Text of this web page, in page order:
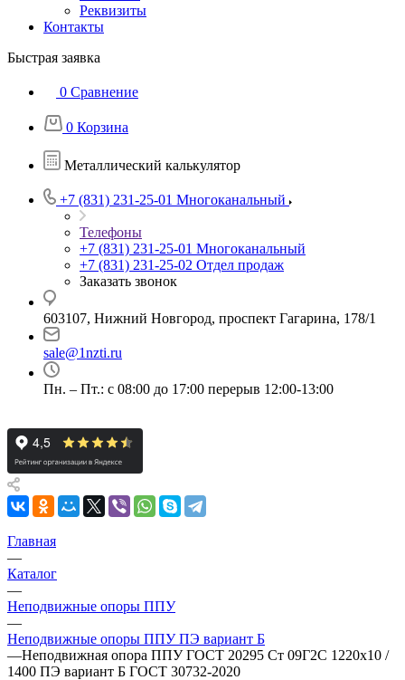
Реквизиты
Контакты
Быстрая заявка
0 Сравнение
0 Корзина
Металлический калькулятор
+7 (831) 231-25-01 Многоканальный
Телефоны
+7 (831) 231-25-01 Многоканальный
+7 (831) 231-25-02 Отдел продаж
Заказать звонок
603107, Нижний Новгород, проспект Гагарина, 178/1
sale@1nzti.ru
Пн. – Пт.: с 08:00 до 17:00 перерыв 12:00-13:00
Главная
—
Каталог
—
Неподвижные опоры ППУ
—
Неподвижные опоры ППУ ПЭ вариант Б
—Неподвижная опора ППУ ГОСТ 20295 Ст 09Г2С 1220x10 /
1400 ПЭ вариант Б ГОСТ 30732-2020